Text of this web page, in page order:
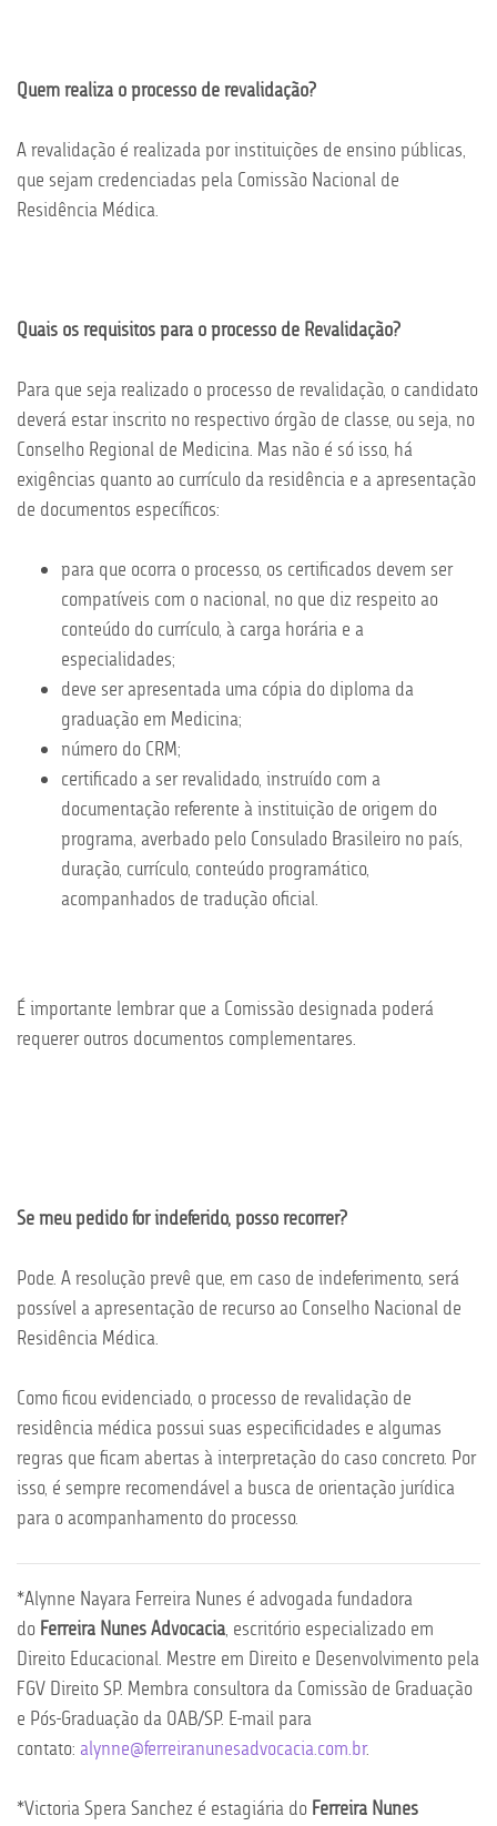
Quem realiza o processo de revalidação?
A revalidação é realizada por instituições de ensino públicas,
que sejam credenciadas pela Comissão Nacional de
Residência Médica.
Quais os requisitos para o processo de Revalidação?
Para que seja realizado o processo de revalidação, o candidato
deverá estar inscrito no respectivo órgão de classe, ou seja, no
Conselho Regional de Medicina. Mas não é só isso, há
exigências quanto ao currículo da residência e a apresentação
de documentos específicos:
para que ocorra o processo, os certificados devem ser
compatíveis com o nacional, no que diz respeito ao
conteúdo do currículo, à carga horária e a
especialidades;
deve ser apresentada uma cópia do diploma da
graduação em Medicina;
número do CRM;
certificado a ser revalidado, instruído com a
documentação referente à instituição de origem do
programa, averbado pelo Consulado Brasileiro no país,
duração, currículo, conteúdo programático,
acompanhados de tradução oficial.
É importante lembrar que a Comissão designada poderá
requerer outros documentos complementares.
Se meu pedido for indeferido, posso recorrer?
Pode. A resolução prevê que, em caso de indeferimento, será
possível a apresentação de recurso ao Conselho Nacional de
Residência Médica.
Como ficou evidenciado, o processo de revalidação de
residência médica possui suas especificidades e algumas
regras que ficam abertas à interpretação do caso concreto. Por
isso, é sempre recomendável a busca de orientação jurídica
para o acompanhamento do processo.
*Alynne Nayara Ferreira Nunes é advogada fundadora
do Ferreira Nunes Advocacia, escritório especializado em
Direito Educacional. Mestre em Direito e Desenvolvimento pela
FGV Direito SP. Membra consultora da Comissão de Graduação
e Pós-Graduação da OAB/SP. E-mail para
contato: alynne@ferreiranunesadvocacia.com.br.
*Victoria Spera Sanchez é estagiária do Ferreira Nunes